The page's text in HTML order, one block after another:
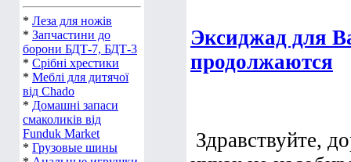
* Леза для ножів
* Запчастини до
борони БДТ-7, БДТ-3
* Срібні хрестики
* Меблі для дитячої
від Chado
* Домашні запаси
смаколиків від
Funduk Market
* Грузовые шины
Эксиджад для
продолжаются
Здравствуйте,